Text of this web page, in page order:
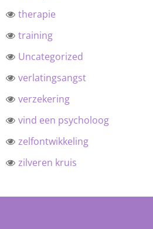
therapie
training
Uncategorized
verlatingsangst
verzekering
vind een psycholoog
zelfontwikkeling
zilveren kruis